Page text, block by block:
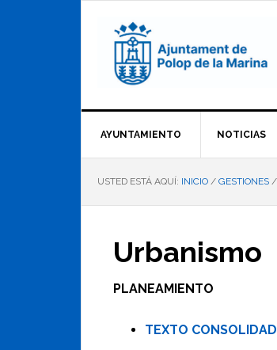
AYUNTAMIENTO NOTICIAS
USTED ESTÁ AQUÍ: INICIO / GESTIONES /
Urbanismo
PLANEAMIENTO
TEXTO